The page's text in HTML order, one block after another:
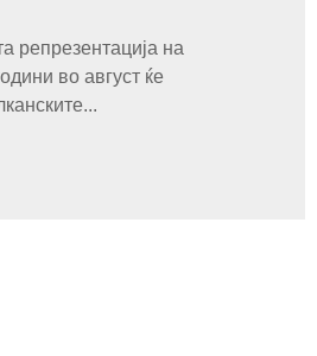
репрезентација на
во август ќе